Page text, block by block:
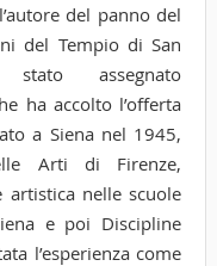
l’autore del panno del
del Tempio di San
assegnato
ha accolto l’offerta
a Siena nel 1945,
Arti di Firenze,
artistica nelle scuole
e poi Discipline
l’esperienza come